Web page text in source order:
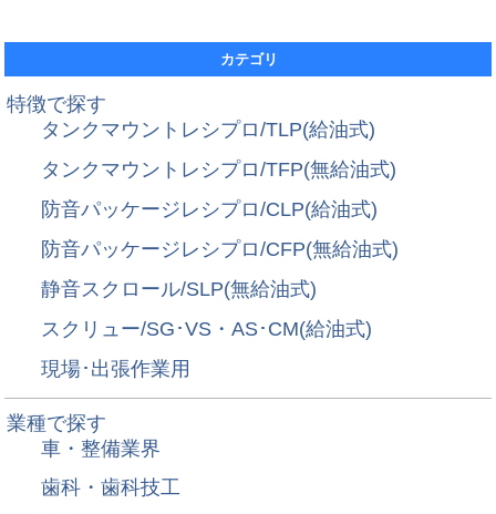
カテゴリ
特徴で探す
タンクマウントレシプロ/TLP(給油式)
タンクマウントレシプロ/TFP(無給油式)
防音パッケージレシプロ/CLP(給油式)
防音パッケージレシプロ/CFP(無給油式)
静音スクロール/SLP(無給油式)
スクリュー/SG･VS・AS･CM(給油式)
現場･出張作業用
業種で探す
車・整備業界
歯科・歯科技工